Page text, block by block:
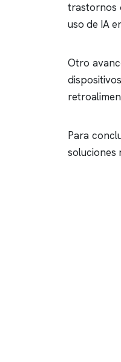
trastornos
uso de IA
Otro
Para
soluciones